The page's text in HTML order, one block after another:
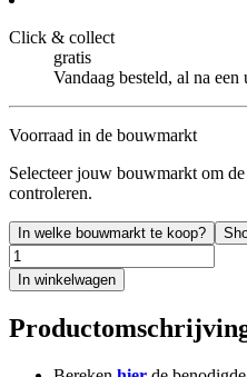
Click & collect
gratis
Vandaag besteld, al na
Voorraad in de bouwmarkt
Selecteer jouw bouwmarkt om
controleren.
In welke bouwmarkt te koop?
In winkelwagen